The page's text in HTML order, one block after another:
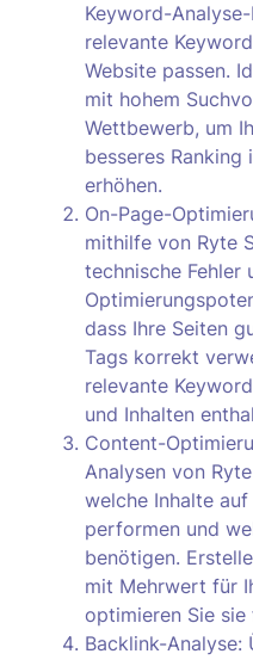
Keyword-
relevante
Website passen.
mit hohem
Wettbewerb, um
besseres Ranking
erhöhen.
On-Page-
mithilfe von Ryte
technische Fehler
dass Ihre Seiten
Tags korrekt
relevante
und Inhalten
Content-
Analysen von
welche Inhalte
performen und
benötigen.
mit Mehrwert für
optimieren Sie
Backlink-Analyse: